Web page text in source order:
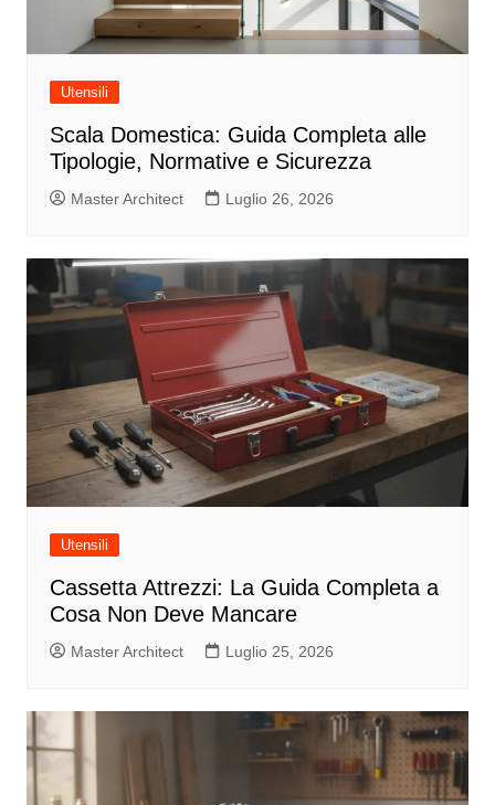
Utensili
Scala Domestica: Guida Completa alle
Tipologie, Normative e Sicurezza
Master Architect Luglio 26, 2026
Utensili
Cassetta Attrezzi: La Guida Completa a
Cosa Non Deve Mancare
Master Architect Luglio 25, 2026